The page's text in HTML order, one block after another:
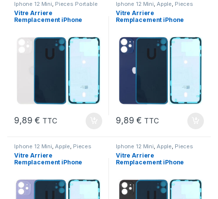
Iphone 12 Mini, Pieces Portable
Vitre Arriere
Remplacement iPhone
9,89€ TTC
Iphone 12 Mini, Apple, Pieces
Portable
Vitre Arriere
Remplacement iPhone
9,89€ TTC
Iphone 12 Mini, Apple, Pieces
Portable
Vitre Arriere
Remplacement iPhone
Iphone 12 Mini, Apple, Pieces
Portable
Vitre Arriere
Remplacement iPhone